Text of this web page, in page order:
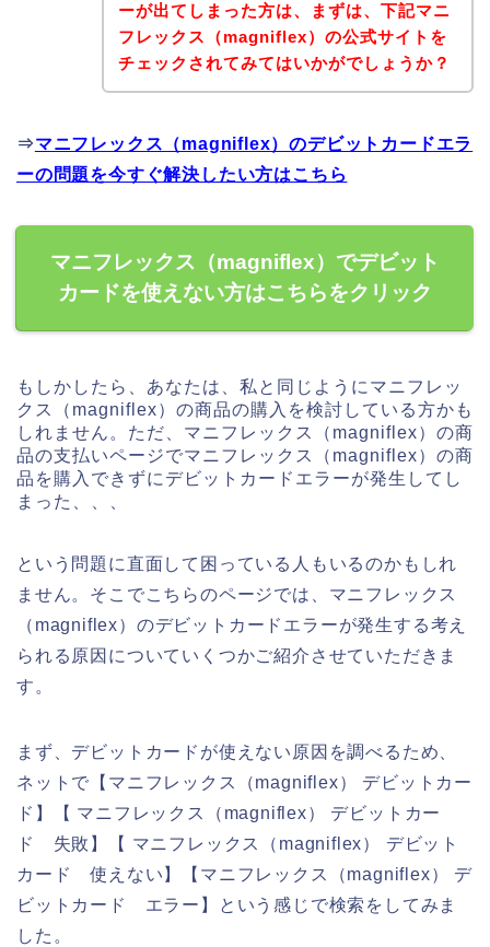
ーが出てしまった方は、まずは、下記マニ
フレックス（magniflex）の公式サイトを
チェックされてみてはいかがでしょうか？
⇒マニフレックス（magniflex）のデビットカードエラ
ーの問題を今すぐ解決したい方はこちら
マニフレックス（magniflex）でデビット
カードを使えない方はこちらをクリック
もしかしたら、あなたは、私と同じようにマニフレッ
クス（magniflex）の商品の購入を検討している方かも
しれません。ただ、マニフレックス（magniflex）の商
品の支払いページでマニフレックス（magniflex）の商
品を購入できずにデビットカードエラーが発生してし
まった、、、
という問題に直面して困っている人もいるのかもしれ
ません。そこでこちらのページでは、マニフレックス
（magniflex）のデビットカードエラーが発生する考え
られる原因についていくつかご紹介させていただきま
す。
まず、デビットカードが使えない原因を調べるため、
ネットで【マニフレックス（magniflex） デビットカー
ド】【 マニフレックス（magniflex） デビットカー
ド 失敗】【 マニフレックス（magniflex） デビット
カード 使えない】【マニフレックス（magniflex） デ
ビットカード エラー】という感じで検索をしてみま
した。